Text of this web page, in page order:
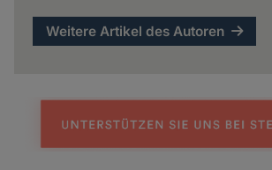
Weitere Artikel des Autoren